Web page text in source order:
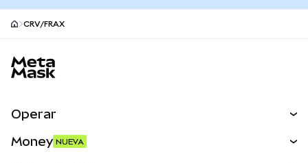
CRV/FRAX
Operar
Money NUEVA